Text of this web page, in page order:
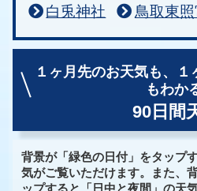
白兎神社
鳥取東
１ヶ月先のお天気も、
１
もわか
90日間
背景が「緑色の日付」をタップ
気がご覧いただけます。また、
ップすると「日中と夜間」の天